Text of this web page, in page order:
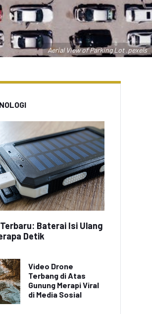
Aerial View of Parking Lot .pexels
Baterai Isi Ulang
Detik
Video Drone
Terbang di Atas
Gunung Merapi Viral
di Media Sosial